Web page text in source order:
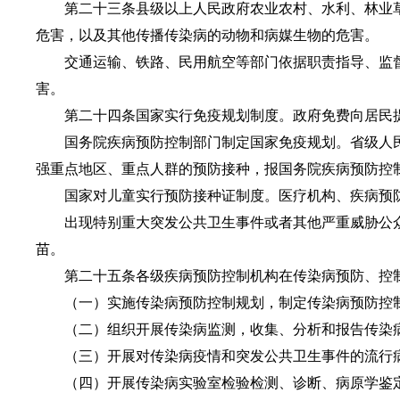
第二十三条县级以上人民政府农业农村、水利、林业
危害，以及其他传播传染病的动物和病媒生物的危害。
交通运输、铁路、民用航空等部门依据职责指导、监
害。
第二十四条国家实行免疫规划制度。政府免费向居民
国务院疾病预防控制部门制定国家免疫规划。省级人
强重点地区、重点人群的预防接种，报国务院疾病预防控
国家对儿童实行预防接种证制度。医疗机构、疾病预
出现特别重大突发公共卫生事件或者其他严重威胁公
苗。
第二十五条各级疾病预防控制机构在传染病预防、控
（一）实施传染病预防控制规划，制定传染病预防控
（二）组织开展传染病监测，收集、分析和报告传染
（三）开展对传染病疫情和突发公共卫生事件的流行
（四）开展传染病实验室检验检测、诊断、病原学鉴